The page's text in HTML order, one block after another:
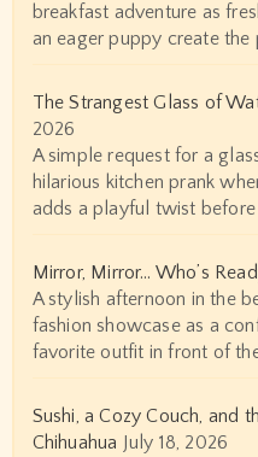
breakfast adventure as
an eager puppy create
The Strangest Glass of
2026
A simple request for a
hilarious kitchen prank
adds a playful twist
Mirror, Mirror… Who’s
A stylish afternoon in the
fashion showcase as a
favorite outfit in front of
Sushi, a Cozy Couch, and
Chihuahua July 18, 2026